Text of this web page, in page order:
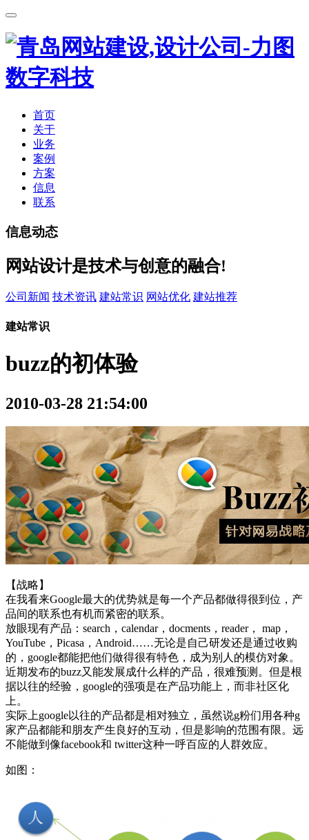
首页
关于
业务
案例
方案
信息
联系
信息动态
网站设计是技术与创意的融合!
公司新闻 技术资讯 建站常识 网站优化 建站推荐
建站常识
buzz的初体验
2010-03-28 21:54:00
【战略】
在我看来Google最大的优势就是每一个产品都做得很到位，产
品间的联系也有机而紧密的联系。
放眼现有产品：search，calendar，docments，reader， map，
YouTube，Picasa，Android……无论是自己研发还是通过收购
的，google都能把他们做得很有特色，成为别人的模仿对象。
近期发布的buzz又能发展成什么样的产品，很难预测。但是根
据以往的经验，google的强项是在产品功能上，而非社区化
上。
实际上google以往的产品都是相对独立，虽然说g粉们用各种g
家产品都能和朋友产生良好的互动，但是影响的范围有限。远
不能做到像facebook和 twitter这种一呼百应的人群效应。
如图：